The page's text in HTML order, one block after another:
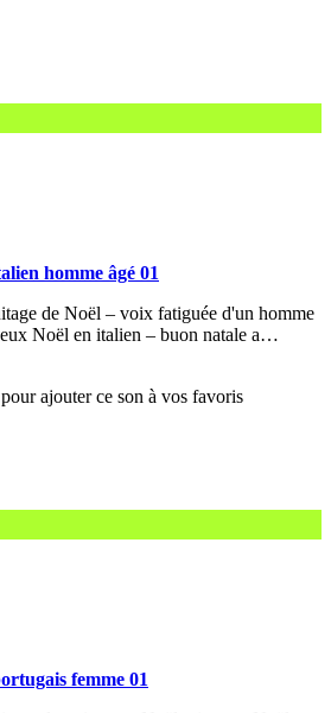
homme âgé 01
de Noël – voix fatiguée d'un homme
Noël en italien – buon natale a…
femme 01